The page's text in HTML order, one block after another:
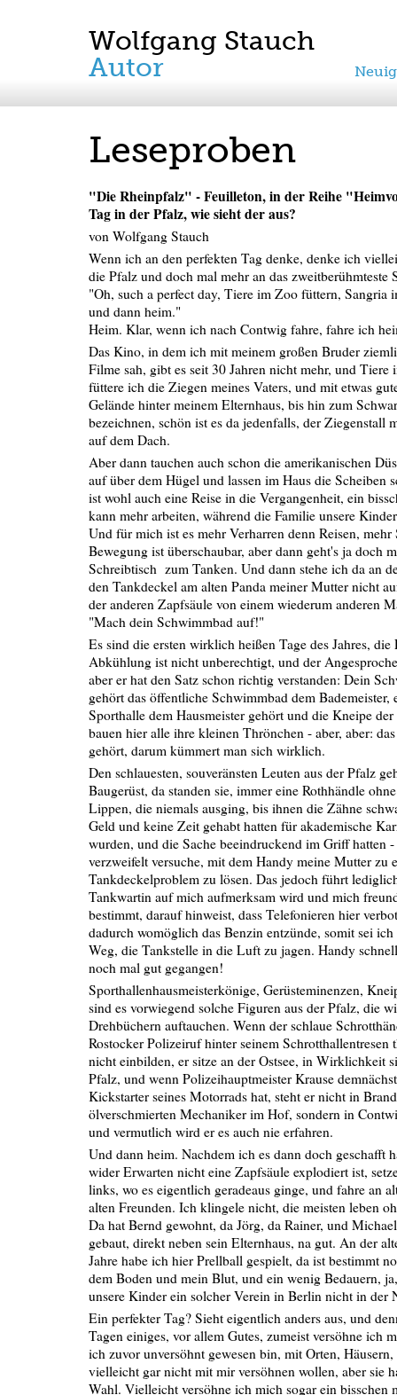
Wolfgang Stauch
Autor
Leseproben
"Die Rheinpfalz" - Feuilleton, in der Reihe
Tag in der Pfalz, wie sieht der aus?
von Wolfgang Stauch
Wenn ich an den perfekten Tag denke, denke ich
die Pfalz und doch mal mehr an das zweitberühmteste
"Oh, such a perfect day, Tiere im Zoo füttern, Sangria
und dann heim."
Heim. Klar, wenn ich nach Contwig fahre, fahre ich
Das Kino, in dem ich mit meinem großen Bruder
Filme sah, gibt es seit 30 Jahren nicht mehr, und
füttere ich die Ziegen meines Vaters, und mit etwas
Gelände hinter meinem Elternhaus, bis hin zum
bezeichnen, schön ist es da jedenfalls, der Ziegenstall
auf dem Dach.
Aber dann tauchen auch schon die amerikanischen
auf über dem Hügel und lassen im Haus die Scheiben
ist wohl auch eine Reise in die Vergangenheit, ein
kann mehr arbeiten, während die Familie unsere
Und für mich ist es mehr Verharren denn Reisen, mehr
Bewegung ist überschaubar, aber dann geht's ja doch
Schreibtisch zum Tanken. Und dann stehe ich da an
den Tankdeckel am alten Panda meiner Mutter nicht
der anderen Zapfsäule von einem wiederum anderen
"Mach dein Schwimmbad auf!"
Es sind die ersten wirklich heißen Tage des Jahres, die
Abkühlung ist nicht unberechtigt, und der
aber er hat den Satz schon richtig verstanden: Dein
gehört das öffentliche Schwimmbad dem Bademeister,
Sporthalle dem Hausmeister gehört und die Kneipe
bauen hier alle ihre kleinen Thrönchen - aber, aber:
gehört, darum kümmert man sich wirklich.
Den schlauesten, souveränsten Leuten aus der Pfalz
Baugerüst, da standen sie, immer eine Rothhändle
Lippen, die niemals ausging, bis ihnen die Zähne
Geld und keine Zeit gehabt hatten für akademische
wurden, und die Sache beeindruckend im Griff hatten
verzweifelt versuche, mit dem Handy meine Mutter zu
Tankdeckelproblem zu lösen. Das jedoch führt
Tankwartin auf mich aufmerksam wird und mich
bestimmt, darauf hinweist, dass Telefonieren hier
dadurch womöglich das Benzin entzünde, somit sei ich
Weg, die Tankstelle in die Luft zu jagen. Handy
noch mal gut gegangen!
Sporthallenhausmeisterkönige, Gerüsteminenzen,
sind es vorwiegend solche Figuren aus der Pfalz, die
Drehbüchern auftauchen. Wenn der schlaue
Rostocker Polizeiruf hinter seinem Schrotthallentresen
nicht einbilden, er sitze an der Ostsee, in Wirklichkeit
Pfalz, und wenn Polizeihauptmeister Krause
Kickstarter seines Motorrads hat, steht er nicht in
ölverschmierten Mechaniker im Hof, sondern in
und vermutlich wird er es auch nie erfahren.
Und dann heim. Nachdem ich es dann doch geschafft
wider Erwarten nicht eine Zapfsäule explodiert ist,
links, wo es eigentlich geradeaus ginge, und fahre an
alten Freunden. Ich klingele nicht, die meisten leben
Da hat Bernd gewohnt, da Jörg, da Rainer, und
gebaut, direkt neben sein Elternhaus, na gut. An der
Jahre habe ich hier Prellball gespielt, da ist bestimmt
dem Boden und mein Blut, und ein wenig Bedauern,
unsere Kinder ein solcher Verein in Berlin nicht in der
Ein perfekter Tag? Sieht eigentlich anders aus, und
Tagen einiges, vor allem Gutes, zumeist versöhne ich
ich zuvor unversöhnt gewesen bin, mit Orten,
vielleicht gar nicht mit mir versöhnen wollen, aber sie
Wahl. Vielleicht versöhne ich mich sogar ein bisschen